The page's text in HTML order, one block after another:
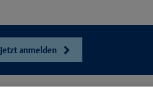
Jetzt anmelden